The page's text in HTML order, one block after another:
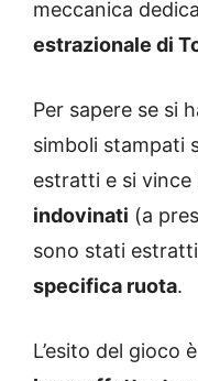
meccanica
estrazionale di
Per sapere se si
simboli stampati
estratti e si vince
indovinati (a
sono stati
specifica ruota.
L’esito del gioco è